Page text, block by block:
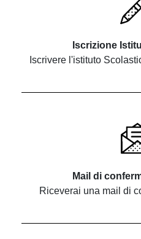
Iscrizione
Iscrivere l'istituto
Mail di
Riceverai una mail di